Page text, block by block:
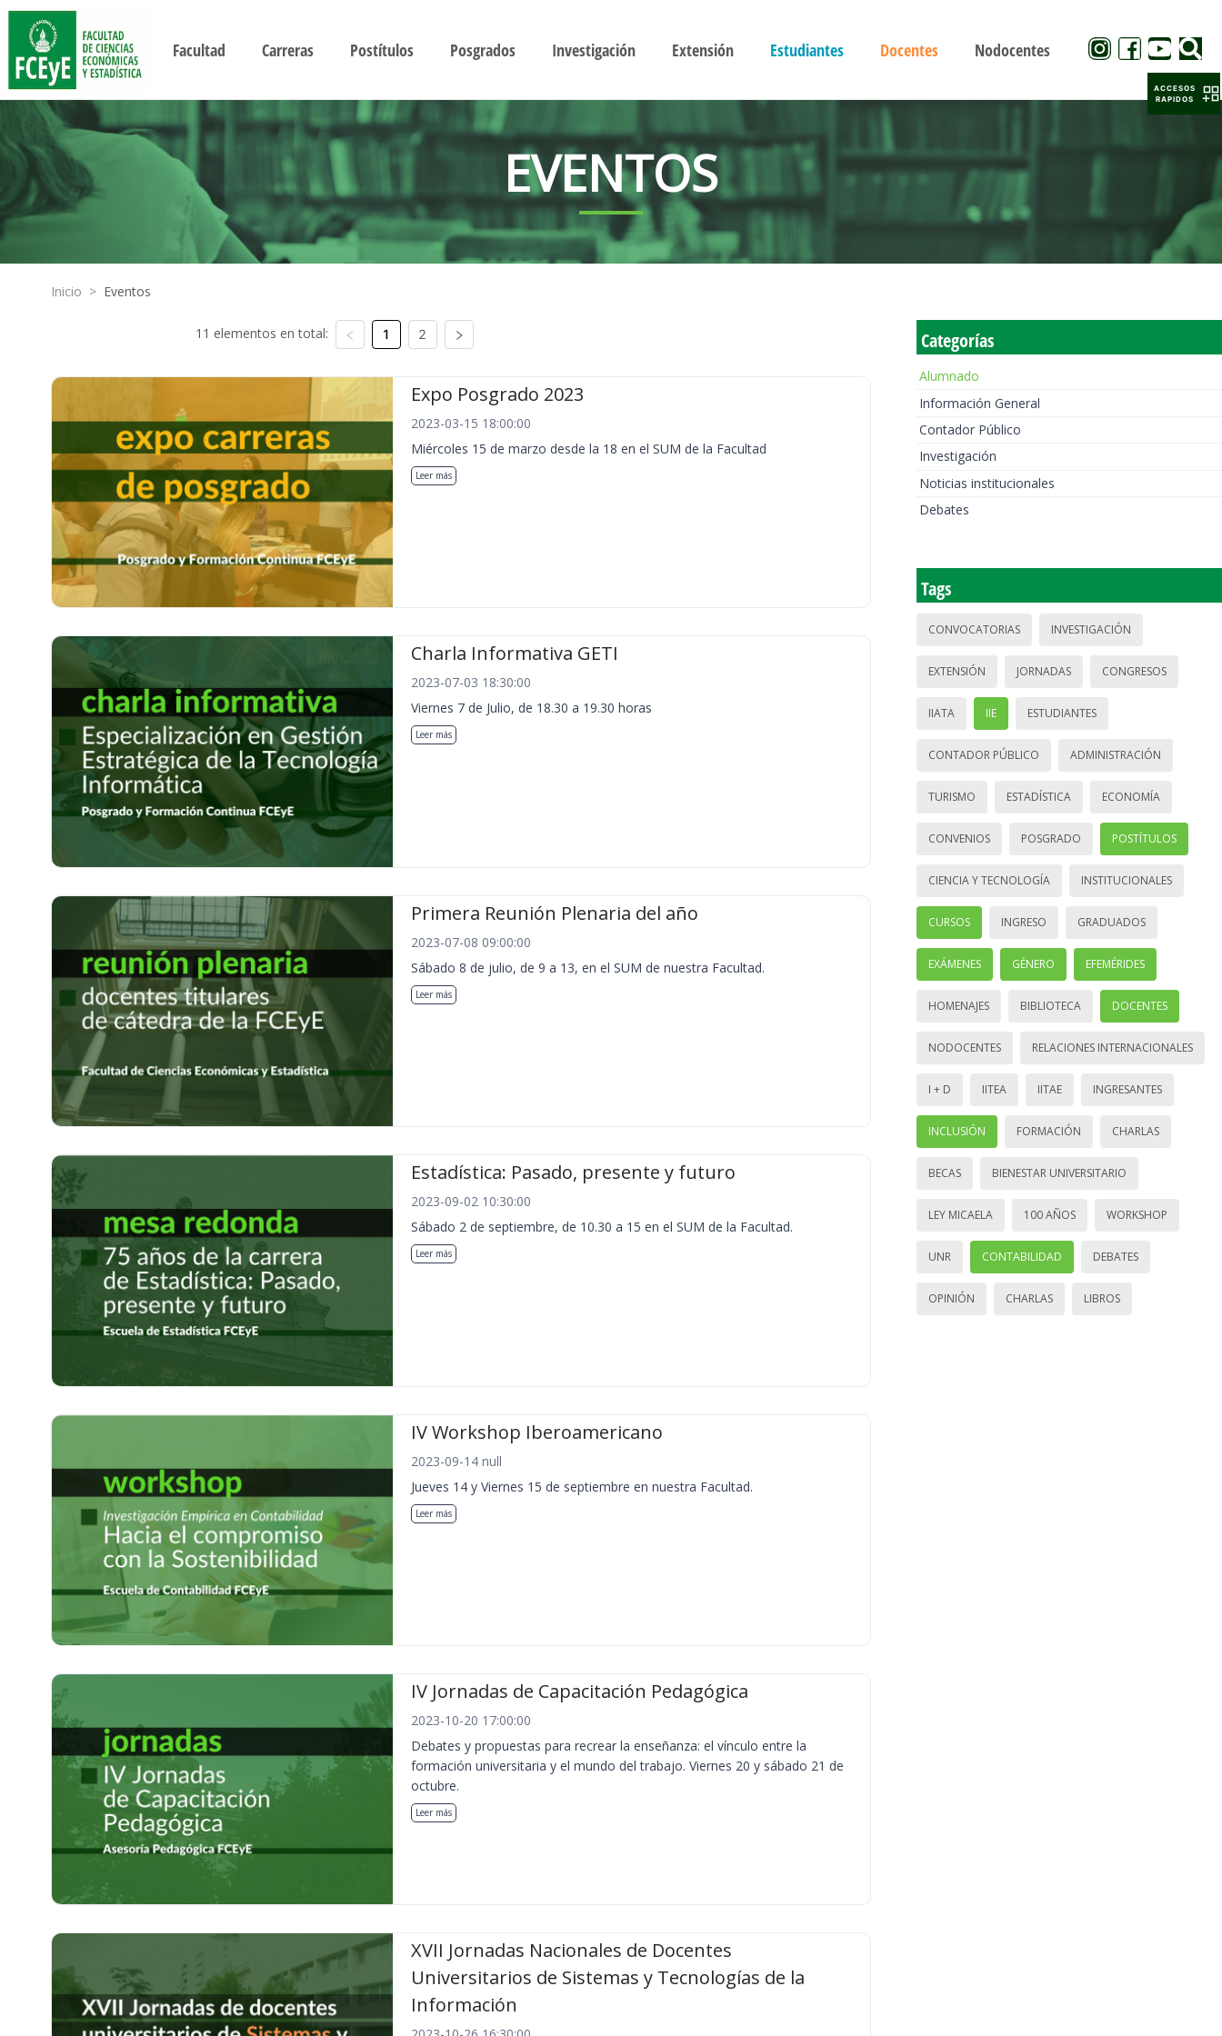
Facultad Carreras Postítulos Posgrados Investigación Extensión Estudiantes Docentes Nodocentes
EVENTOS
Inicio > Eventos
11 elementos en total: 1 2
Expo Posgrado 2023
2023-03-15 18:00:00
Miércoles 15 de marzo desde la 18 en el SUM de la Facultad
Leer más
Charla Informativa GETI
2023-07-03 18:30:00
Viernes 7 de Julio, de 18.30 a 19.30 horas
Leer más
Primera Reunión Plenaria del año
2023-07-08 09:00:00
Sábado 8 de julio, de 9 a 13, en el SUM de nuestra Facultad.
Leer más
Estadística: Pasado, presente y futuro
2023-09-02 10:30:00
Sábado 2 de septiembre, de 10.30 a 15 en el SUM de la Facultad.
Leer más
IV Workshop Iberoamericano
2023-09-14 null
Jueves 14 y Viernes 15 de septiembre en nuestra Facultad.
Leer más
IV Jornadas de Capacitación Pedagógica
2023-10-20 17:00:00
Debates y propuestas para recrear la enseñanza: el vínculo entre la
formación universitaria y el mundo del trabajo. Viernes 20 y sábado 21 de
octubre.
Leer más
XVII Jornadas Nacionales de Docentes
Universitarios de Sistemas y Tecnologías de la
Información
Categorías
Alumnado
Información General
Contador Público
Investigación
Noticias institucionales
Debates
Tags
CONVOCATORIAS INVESTIGACIÓN
EXTENSIÓN JORNADAS CONGRESOS
IIATA IIE ESTUDIANTES
CONTADOR PÚBLICO ADMINISTRACIÓN
TURISMO ESTADÍSTICA ECONOMÍA
CONVENIOS POSGRADO POSTÍTULOS
CIENCIA Y TECNOLOGÍA INSTITUCIONALES
CURSOS INGRESO GRADUADOS
EXÁMENES GÉNERO EFEMÉRIDES
HOMENAJES BIBLIOTECA DOCENTES
NODOCENTES RELACIONES INTERNACIONALES
I + D IITEA IITAE INGRESANTES
INCLUSIÓN FORMACIÓN CHARLAS
BECAS BIENESTAR UNIVERSITARIO
LEY MICAELA 100 AÑOS WORKSHOP
UNR CONTABILIDAD DEBATES
OPINIÓN CHARLAS LIBROS
ACCESOS
RAPIDOS